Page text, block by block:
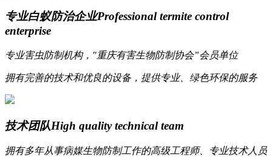
专业白蚁防治企业Professional termite control
enterprise
专业害虫防制机构，"重庆有害生物防制协会”会员单位
拥有完善的技术和优良的设备，提供专业、绿色环保的服务
技术团队High quality technical team
拥有多年从事病媒生物防制工作的高级工程师、专业技术人员